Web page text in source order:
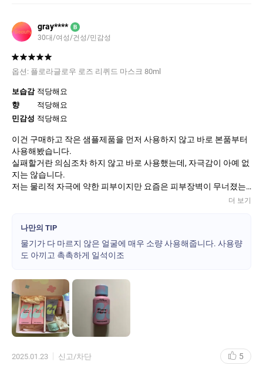
자극하나도 없더라구요 놀랬습니다 그냥 묽은 토너바르는 느낌? 물
제형이지만 흡수되고 바로 건조해지고 당기는게 아니라 촉촉함이
남아있어서 다음 스킨케어 단계까지도 당김없이 잘 썼습니다
@장점@
하신 분들은 화장솜에 묻혀 닦토처럼 써도 효과 좋을것같아요 이거
쓰고 다음 날 세안하는데 와 피부가 부들부들하더라구요 화장하는
데 확실히 잘 뜨는 턱 쪽이 덜 뜨는게 느껴졌습니다
@단점@
아무리 자극없다해도 필링제품이라 많이 민감하신분들은 따가울
수 있으니 꼭 테스트해보세요
그동안 사놓고 귀찮아서 안 쓰고 쳐박아둔 각질케어용 워시오프 팩
이 진짜 많은데 이렇게 편하게 각질케어가 가능하다면 혁명템이 아
gray**** B
30대/여성/건성/민감성
옵션: 플로라글로우 로즈 리퀴드 마스크 80ml
보습감 적당해요
향
적당해요
민감성 적당해요
이건 구매하고 작은 샘플제품을 먼저 사용하지 않고 바로 본품부터
사용해봤습니다.
실패할거란 의심조차 하지 않고 바로 사용했는데, 자극감이 아예 없
지는 않습니다.
저는 물리적 자극에 약한 피부이지만 요즘은 피부장벽이 무너졌는
지 자극이 큰 화장품은 울긋불긋하게 피부가 반응하기도 하고 간질
러 곳 생기면서 열감이 느껴지더라구요.
전 이전에 아하나 바나류의 제품은 사용해도 농도가 강한 제품은 사
용하진 않았기 떄문에 그런가 하고 첫 날은 넘겼습니다.
가 하고 또 넘겼습니다.
그러다보니 점점 느껴지는 자극감이 적어지더라구요. 그치만 자극
이 없지는 않은터라 아 괜히 본품부터 사용했다 하고 생각하면서도
그래도 아까우니 며칠에 한 번씩 피부 가라앉히며 써봤는데 웬걸.
몇 주 사용하면서 느낀건데 어느 순간부터 그 자극감이 인지되지 않
고 또 평상시 피부 화장도 너무 잘먹는겁니다. 원래는 피부화장이
자꾸 들떠서 이것저것 도구도 바꿔가며 계속 들뜸 잡으려고 했는데
요즘 맨손으로 쓰는데도 들뜸이 거의 없어졌어요. 물론 팩도 해주고
더 보기
나만의 TIP
물기가 다 마르지 않은 얼굴에 매우 소량 사용해줍니다. 사용량
도 아끼고 촉촉하게 일석이조
2025.01.23 신고/차단 5